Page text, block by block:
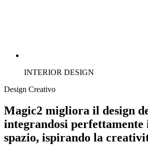
INTERIOR DESIGN
Design Creativo
Magic2 migliora il design
integrandosi perfettamente
spazio, ispirando la